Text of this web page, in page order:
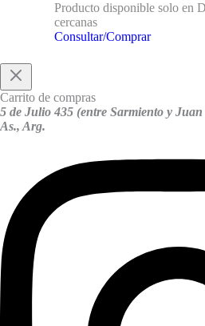
Producto disponible solo en
cercanas
Consultar/Comprar
Carrito de compras
5 de Julio 435 (entre Sarmiento y
As., Arg.